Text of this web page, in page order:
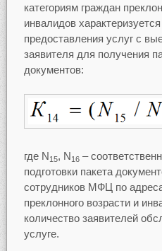
категориям граждан
инвалидов
предоставления услуг с
заявителя для получения
документов:
где N15, N16–
подготовки пакета
сотрудников МФЦ по
преклонного возрасти и
количество заявителей
услуге.